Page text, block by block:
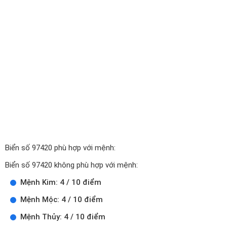
Biển số 97420 phù hợp với mệnh:
Biển số 97420 không phù hợp với mệnh:
Mệnh Kim: 4 / 10 điểm
Mệnh Mộc: 4 / 10 điểm
Mệnh Thủy: 4 / 10 điểm